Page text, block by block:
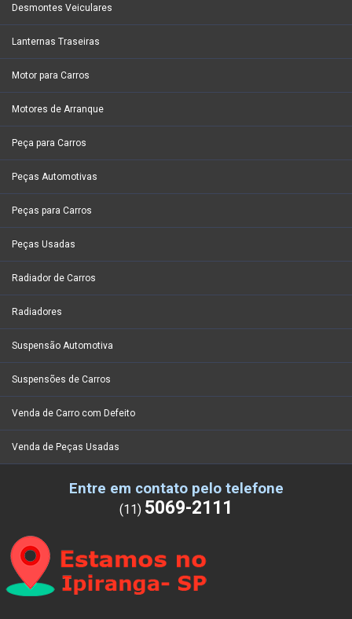
Desmontes Veiculares
Lanternas Traseiras
Motor para Carros
Motores de Arranque
Peça para Carros
Peças Automotivas
Peças para Carros
Peças Usadas
Radiador de Carros
Radiadores
Suspensão Automotiva
Suspensões de Carros
Venda de Carro com Defeito
Venda de Peças Usadas
Entre em contato pelo telefone
(11) 5069-2111